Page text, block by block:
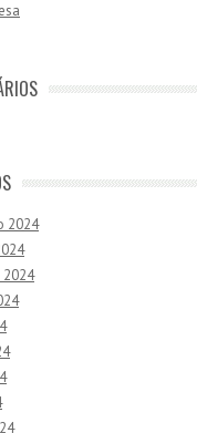
2024